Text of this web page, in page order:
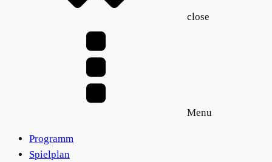
close
Menu
Programm
Spielplan